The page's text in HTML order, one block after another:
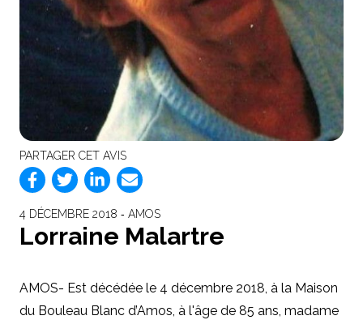
PARTAGER CET AVIS
4 DÉCEMBRE 2018 ‐ AMOS
Lorraine Malartre
AMOS- Est décédée le 4 décembre 2018, à la Maison
du Bouleau Blanc d’Amos, à l'âge de 85 ans, madame